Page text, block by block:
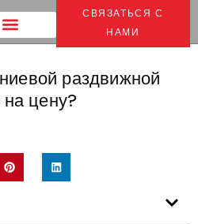
СВЯЗАТЬСЯ С
НАМИ
двери: Что влияет на
раздвижной
цену?